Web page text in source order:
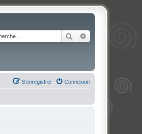
Rechercher
Connexion
S’enregistrer